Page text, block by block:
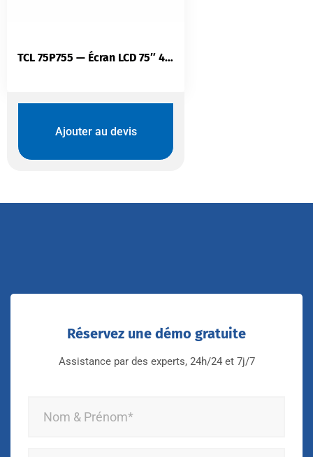
TCL 75P755 — Écran LCD 75″ 4K UHD | Google TV | Dolby Atmos 2×15 W | Wi-Fi 5 Double Bande | HDMI 2.1
Ajouter au devis
Réservez une démo gratuite
Assistance par des experts, 24h/24 et 7j/7